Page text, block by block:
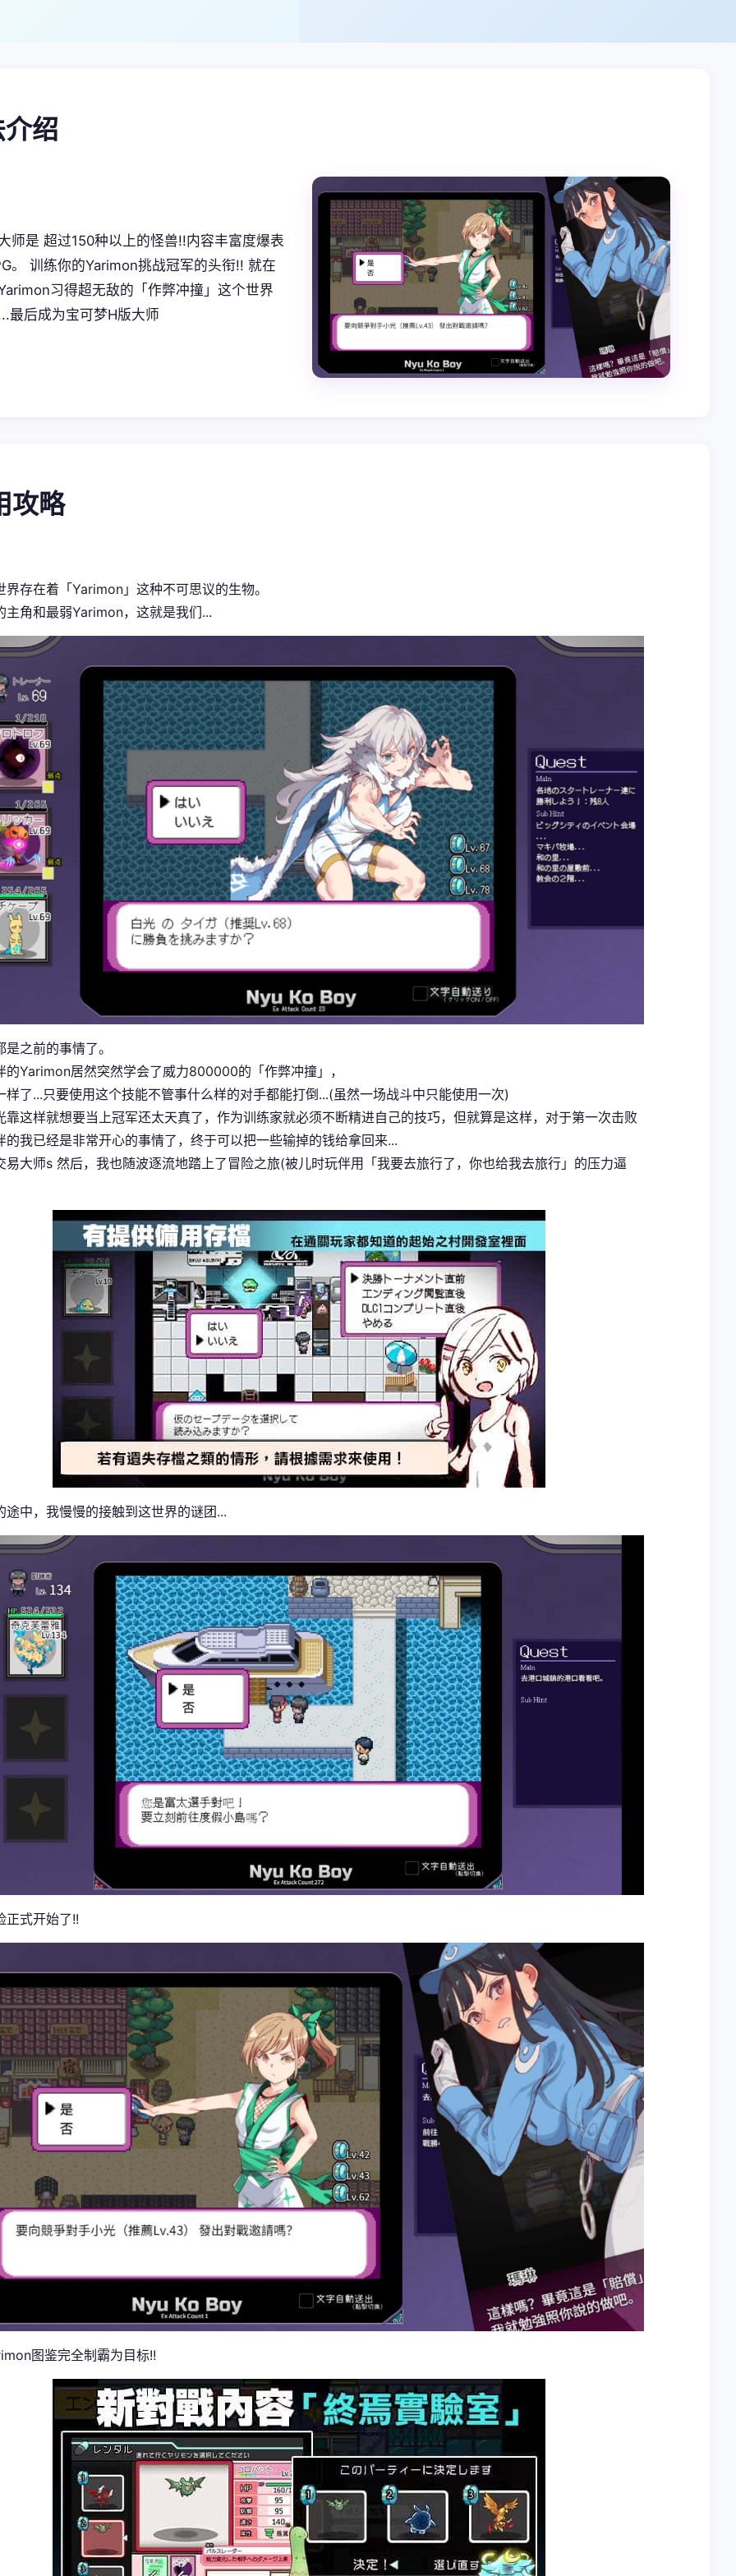
介绍
师是 超过150种以上的怪兽!!内容丰富度爆表
。 训练你的Yarimon挑战冠军的头衔!! 就在
习得超无敌的「作弊冲撞」这个世界
最后成为宝可梦H版大师
攻略
界存在着「Yarimon」这种不可思议的生物。
主角和最弱Yarimon，这就是我们...
是之前的事情了。
的Yarimon居然突然学会了威力800000的「作弊冲撞」，
样了...只要使用这个技能不管事什么样的对手都能打倒...(虽然一场战斗中只能使用一次)
靠这样就想要当上冠军还太天真了，作为训练家就必须不断精进自己的技巧，但就算是这样，对于第一次击败
的我已经是非常开心的事情了，终于可以把一些输掉的钱给拿回来...
易大师s 然后，我也随波逐流地踏上了冒险之旅(被儿时玩伴用「我要去旅行了，你也给我去旅行」的压力逼
途中，我慢慢的接触到这世界的谜团...
正式开始了!!
图鉴完全制霸为目标!!